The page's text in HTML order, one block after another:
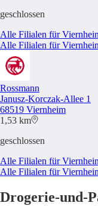
geschlossen
Alle Filialen für
Alle Filialen für
Rossmann
Janusz-Korczak-Allee 1
68519 Viernheim
1,53 km
geschlossen
Alle Filialen für
Alle Filialen für
Drogerie-und-